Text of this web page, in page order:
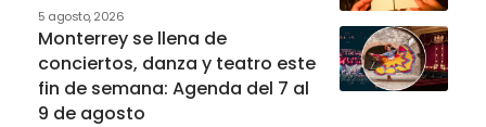
5 agosto, 2026
Monterrey se llena de
conciertos, danza y teatro este
fin de semana: Agenda del 7 al
9 de agosto